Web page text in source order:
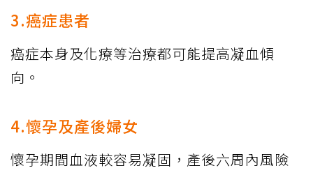
3.癌症患者
癌症本身及化療等治療都可能提高凝血傾
向。
4.懷孕及產後婦女
懷孕期間血液較容易凝固，產後六周內風險